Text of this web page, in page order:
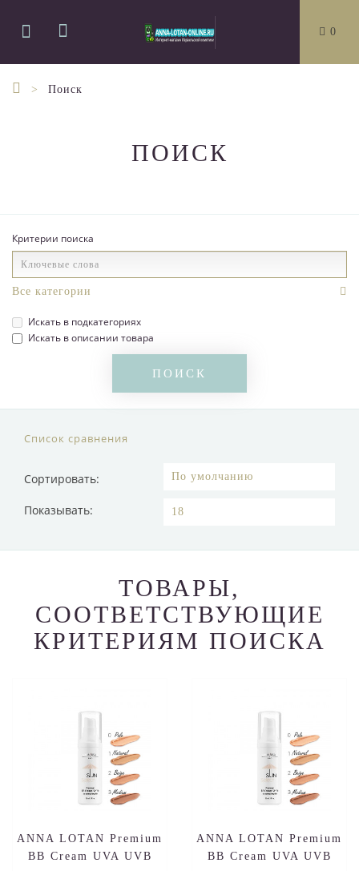
0
Поиск
ПОИСК
Критерии поиска
Искать в подкатегориях
Искать в описании товара
Список сравнения
Сортировать:
Показывать:
ТОВАРЫ,
СООТВЕТСТВУЮЩИЕ
КРИТЕРИЯМ ПОИСКА
ANNA LOTAN Premium
BB Cream UVA UVB
ANNA LOTAN Premium
BB Cream UVA UVB